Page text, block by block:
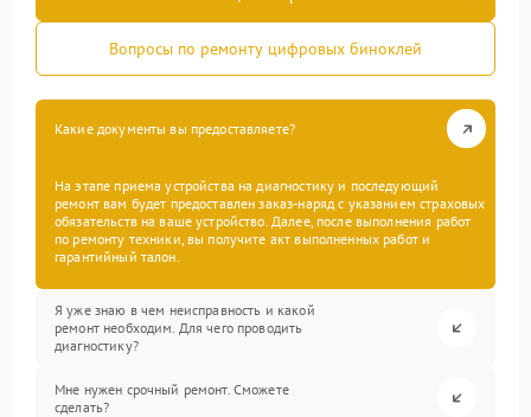
Вопросы по ремонту цифровых биноклей
Какие документы вы предоставляете?
На этапе приема устройства на диагностику и последующий
ремонт вам будет предоставлен заказ-наряд с указанием страховых
обязательств на ваше устройство. Далее, после выполнения работ
по ремонту техники, вы получите акт выполненных работ и
гарантийный талон.
Я уже знаю в чем неисправность и какой
ремонт необходим. Для чего проводить
диагностику?
Мне нужен срочный ремонт. Сможете
сделать?